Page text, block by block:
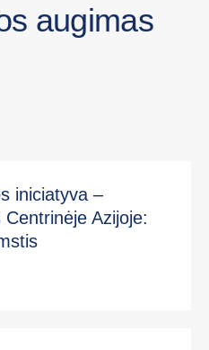
augimas
iniciatyva –
Azijoje: